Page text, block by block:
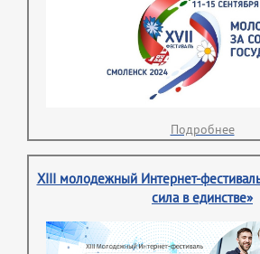
Подробнее
XIII молодежный Интернет-
сила в единстве»